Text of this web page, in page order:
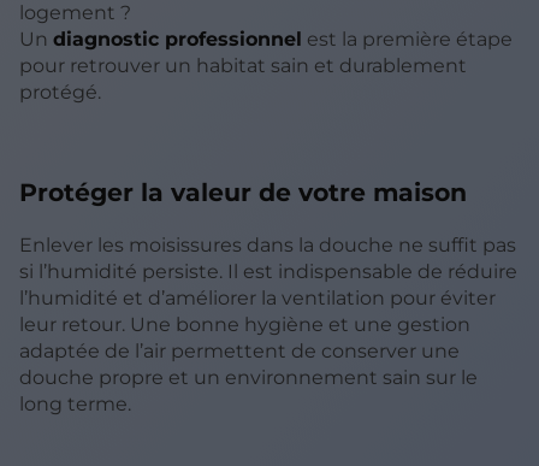
logement ?
Un diagnostic professionnel est la première étape
pour retrouver un habitat sain et durablement
protégé.
Protéger la valeur de votre maison
Enlever les moisissures dans la douche ne suffit pas
si l’humidité persiste. Il est indispensable de réduire
l’humidité et d’améliorer la ventilation pour éviter
leur retour. Une bonne hygiène et une gestion
adaptée de l’air permettent de conserver une
douche propre et un environnement sain sur le
long terme.